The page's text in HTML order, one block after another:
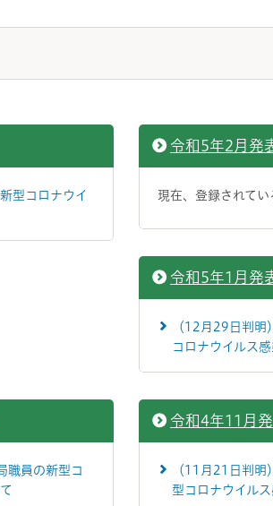
型コロナウイ
令和5年2月発
現在、登録されてい
令和5年1月発
（12月29日判明
コロナウイルス
職員の新型コ
令和4年11月
（11月21日判明
型コロナウイル